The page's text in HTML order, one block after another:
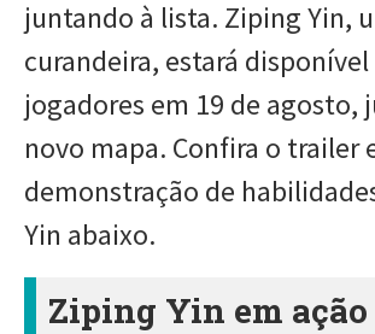
juntando à lista. Ziping Yin,
curandeira, estará disponível
jogadores em 19 de agosto,
novo mapa. Confira o trailer
demonstração de
Yin abaixo.
Ziping Yin em ação